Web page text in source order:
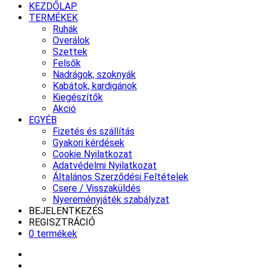
KEZDŐLAP
TERMÉKEK
Ruhák
Overálok
Szettek
Felsők
Nadrágok, szoknyák
Kabátok, kardigánok
Kiegészítők
Akció
EGYÉB
Fizetés és szállítás
Gyakori kérdések
Cookie Nyilatkozat
Adatvédelmi Nyilatkozat
Általános Szerződési Feltételek
Csere / Visszaküldés
Nyereményjáték szabályzat
BEJELENTKEZÉS
REGISZTRÁCIÓ
0 termékek